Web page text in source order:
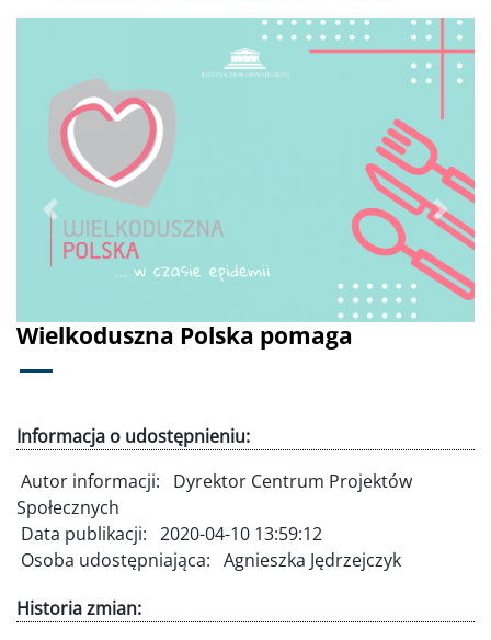
Wielkoduszna Polska pomaga
Poprzednie Dalej
Informacja o udostępnieniu:
Autor informacji:
Dyrektor Centrum Projektów
Społecznych
Data publikacji: 2020-04-10 13:59:12
Osoba udostępniająca: Agnieszka Jędrzejczyk
Historia zmian: